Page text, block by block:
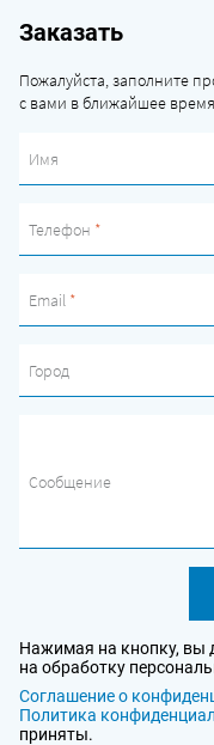
Заказать
Пожалуйста, заполните
с вами в ближайшее время
Имя
Телефон *
Email *
Город
Сообщение
Нажимая на кнопку, вы
на обработку
Соглашение о
Политика
приняты.